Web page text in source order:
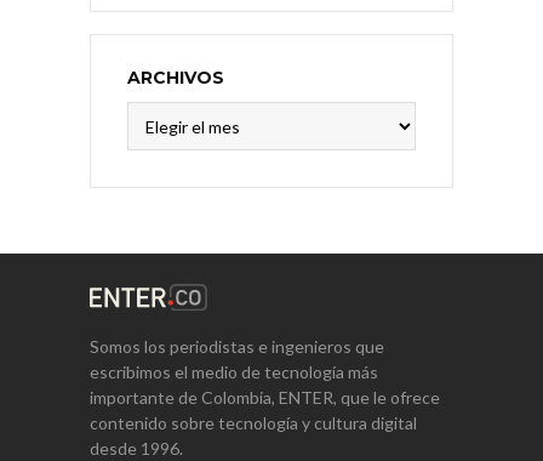
ARCHIVOS
Somos los periodistas e ingenieros que
escribimos el medio de tecnología más
importante de Colombia, ENTER, que le ofrece
contenido sobre tecnología y cultura digital
desde 1996.